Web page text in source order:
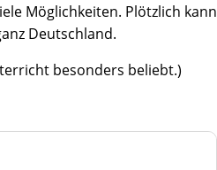
Möglichkeiten. Plötzlich kann
Deutschland.
besonders beliebt.)